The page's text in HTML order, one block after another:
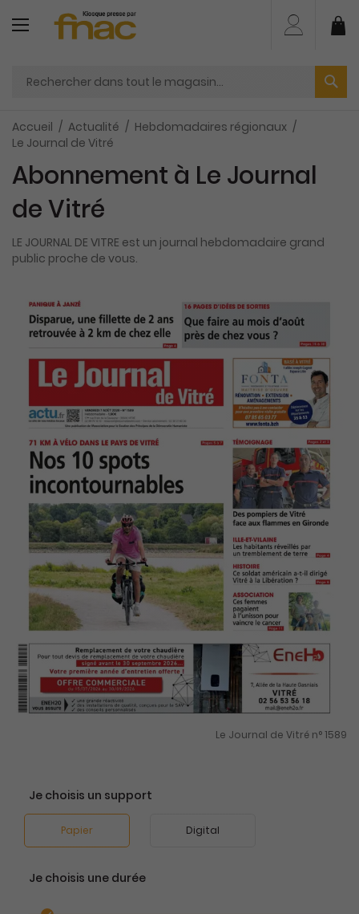
contenu
Accueil Actualité
Hebdomadaires régionaux
Le Journal de Vitré
Le Journal de Vitré n° 1589
Abonnement à Le Journal
de Vitré
LE JOURNAL DE VITRE est un journal hebdomadaire grand
public proche de vous.
Je choisis un support
Papier Digital
Je choisis une durée